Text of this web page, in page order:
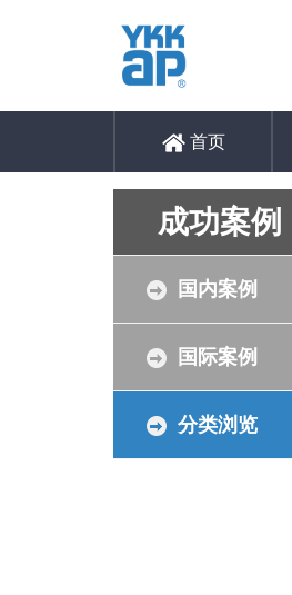
首页
成功案例
国内案例
国际案例
分类浏览